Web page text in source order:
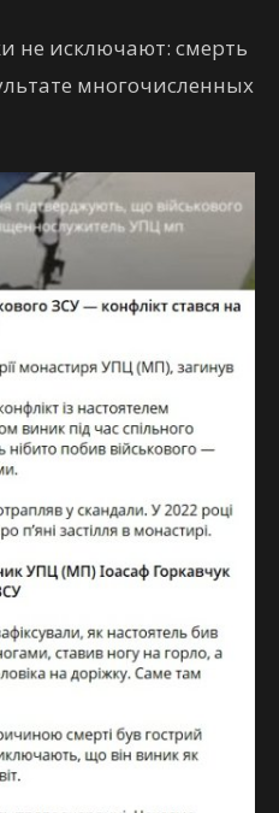
не исключают: смерть
многочисленных